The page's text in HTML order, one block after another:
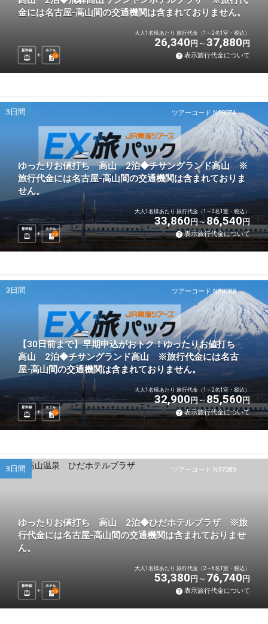
金には名古屋-高山間の交通機関は含まれておりません。
新幹線
ホテル
2泊
大人1名様あたり 旅行代金（1～2名1室・税込）
26,340 円 37,880 円
表示旅行代金について
ツアーコード N98074
3日間
ゆったりお値打ち 高山 2泊◆チサングランド高山 ※
旅行代金には名古屋-高山間の交通機関は含まれておりま
せん。
新幹線
ホテル
2泊
大人1名様あたり 旅行代金（1～2名1室・税込）
33,860円 86,540円
表示旅行代金について
ツアーコード N98088
3日間
【30日前まで】早期申込がおトク！ゆったりお値打ち
高山 2泊◆チサングランド高山 ※旅行代金には名古
屋-高山間の交通機関は含まれておりません。
新幹線
ホテル
2泊
大人1名様あたり 旅行代金（1～2名1室・税込）
32,900円 85,560円
表示旅行代金について
ツアーコード N97389
3日間
ゆったりお値打ち 高山 2泊◆ひだホテルプラザ ※旅
行代金には名古屋-高山間の交通機関は含まれておりませ
ん。
新幹線
ホテル
2泊
大人1名様あたり 旅行代金（2～6名1室・税込）
53,380 円 76,740 円
表示旅行代金について